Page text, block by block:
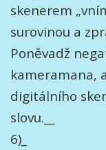
skenerem
surovinou a
Poněvadž
kameramana,
digitálního
slovu.__
6)_